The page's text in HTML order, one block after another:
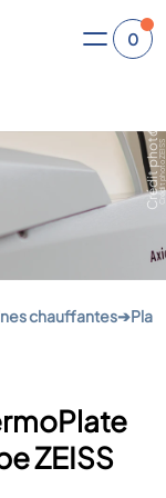
0
Crédit photo ZEISS
chauffantes➔
ZEISS
Crédit photo ZEISS
Crédit photo Evident-Olympus